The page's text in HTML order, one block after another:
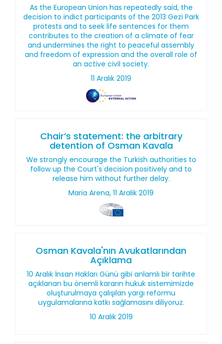
As the European Union has repeatedly said, the
decision to indict participants of the 2013 Gezi Park
protests and to seek life sentences for them
contributes to the creation of a climate of fear
and undermines the right to peaceful assembly
and freedom of expression and the overall role of
an active civil society.
11 Aralık 2019
Chair’s statement: the arbitrary
detention of Osman Kavala
We strongly encourage the Turkish authorities to
follow up the Court's decision positively and to
release him without further delay.
Maria Arena, 11 Aralık 2019
Osman Kavala'nın Avukatlarından
Açıklama
10 Aralık İnsan Hakları Günü gibi anlamlı bir tarihte
açıklanan bu önemli kararın hukuk sistemimizde
oluşturulmaya çalışılan yargı reformu
uygulamalarına katkı sağlamasını diliyoruz.
10 Aralık 2019